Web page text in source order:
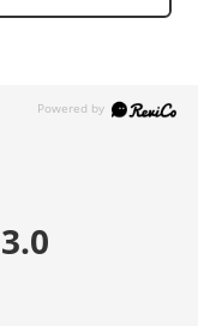
3.0